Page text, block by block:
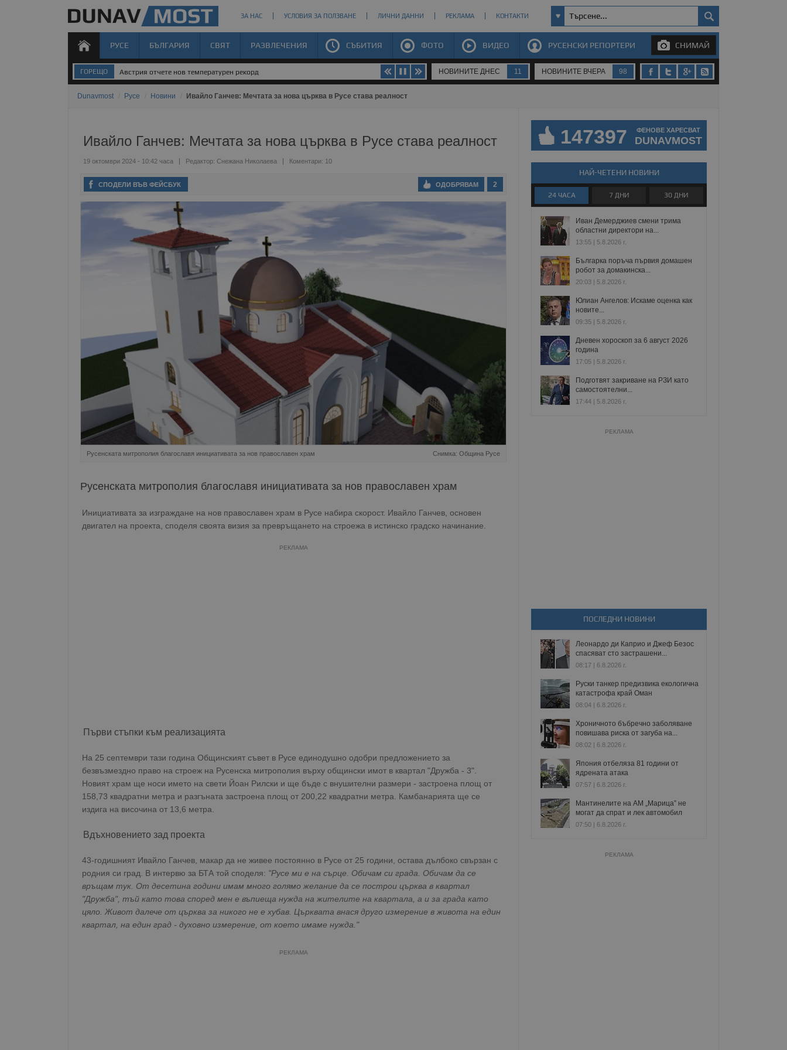
ЗА НАС УСЛОВИЯ ЗА ПОЛЗВАНЕ ЛИЧНИ ДАННИ РЕКЛАМА КОНТАКТИ
РУСЕ БЪЛГАРИЯ СВЯТ РАЗВЛЕЧЕНИЯ СЪБИТИЯ ФОТО ВИДЕО РУСЕНСКИ РЕПОРТЕРИ СНИМАЙ
ГОРЕЩО Австрия отчете нов температурен рекорд НОВИНИТЕ ДНЕС 11 НОВИНИТЕ ВЧЕРА 98
Dunavmost Русе Новини Ивайло Ганчев: Мечтата за нова църква в Русе става реалност
Ивайло Ганчев: Мечтата за нова църква в Русе става реалност
19 октомври 2024 - 10:42 часа Редактор: Снежана Николаева Коментари: 10
СПОДЕЛИ ВЪВ ФЕЙСБУК 2
ОДОБРЯВАМ
Русенската митрополия благославя инициативата за нов православен храм Снимка: Община Русе
Русенската митрополия благославя инициативата за нов православен храм
Инициативата за изграждане на нов православен храм в Русе набира скорост. Ивайло Ганчев, основен
двигател на проекта, споделя своята визия за превръщането на строежа в истинско градско начинание.
РЕКЛАМА
Първи стъпки към реализацията
На 25 септември тази година Общинският съвет в Русе единодушно одобри предложението за
безвъзмездно право на строеж на Русенска митрополия върху общински имот в квартал "Дружба - 3".
Новият храм ще носи името на свети Йоан Рилски и ще бъде с внушителни размери - застроена площ от
158,73 квадратни метра и разгъната застроена площ от 200,22 квадратни метра. Камбанарията ще се
издига на височина от 13,6 метра.
Вдъхновението зад проекта
43-годишният Ивайло Ганчев, макар да не живее постоянно в Русе от 25 години, остава дълбоко свързан с
родния си град. В интервю за БТА той споделя: "Русе ми е на сърце. Обичам си града. Обичам да се
връщам тук. От десетина години имам много голямо желание да се построи църква в квартал
"Дружба", тъй като това според мен е въпиеща нужда на жителите на квартала, а и за града като
цяло. Живот далече от църква за никого не е хубав. Църквата внася друго измерение в живота на един
квартал, на един град - духовно измерение, от което имаме нужда."
РЕКЛАМА
147397 ФЕНОВЕ ХАРЕСВАТ
DUNAVMOST
НАЙ-ЧЕТЕНИ НОВИНИ
24 ЧАСА 7 ДНИ 30 ДНИ
Иван Демерджиев смени трима
областни директори на...
13:55 | 5.8.2026 г.
Българка поръча първия домашен
робот за домакинска...
20:03 | 5.8.2026 г.
Юлиан Ангелов: Искаме оценка как
новите...
09:35 | 5.8.2026 г.
Дневен хороскоп за 6 август 2026
година
17:05 | 5.8.2026 г.
Подготвят закриване на РЗИ като
самостоятелни...
17:44 | 5.8.2026 г.
РЕКЛАМА
ПОСЛЕДНИ НОВИНИ
Леонардо ди Каприо и Джеф Безос
спасяват сто застрашени...
08:17 | 6.8.2026 г.
Руски танкер предизвика екологична
катастрофа край Оман
08:04 | 6.8.2026 г.
Хроничното бъбречно заболяване
повишава риска от загуба на...
08:02 | 6.8.2026 г.
Япония отбеляза 81 години от
ядрената атака
07:57 | 6.8.2026 г.
Мантинелите на АМ „Марица” не
могат да спрат и лек автомобил
07:50 | 6.8.2026 г.
РЕКЛАМА